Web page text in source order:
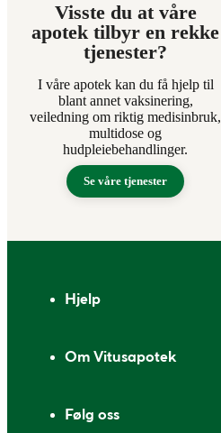
Visste du at våre
apotek tilbyr en rekke
tjenester?
I våre apotek kan du få hjelp til
blant annet vaksinering,
veiledning om riktig medisinbruk,
multidose og
hudpleiebehandlinger.
Se våre tjenester
Hjelp
Om Vitusapotek
Følg oss